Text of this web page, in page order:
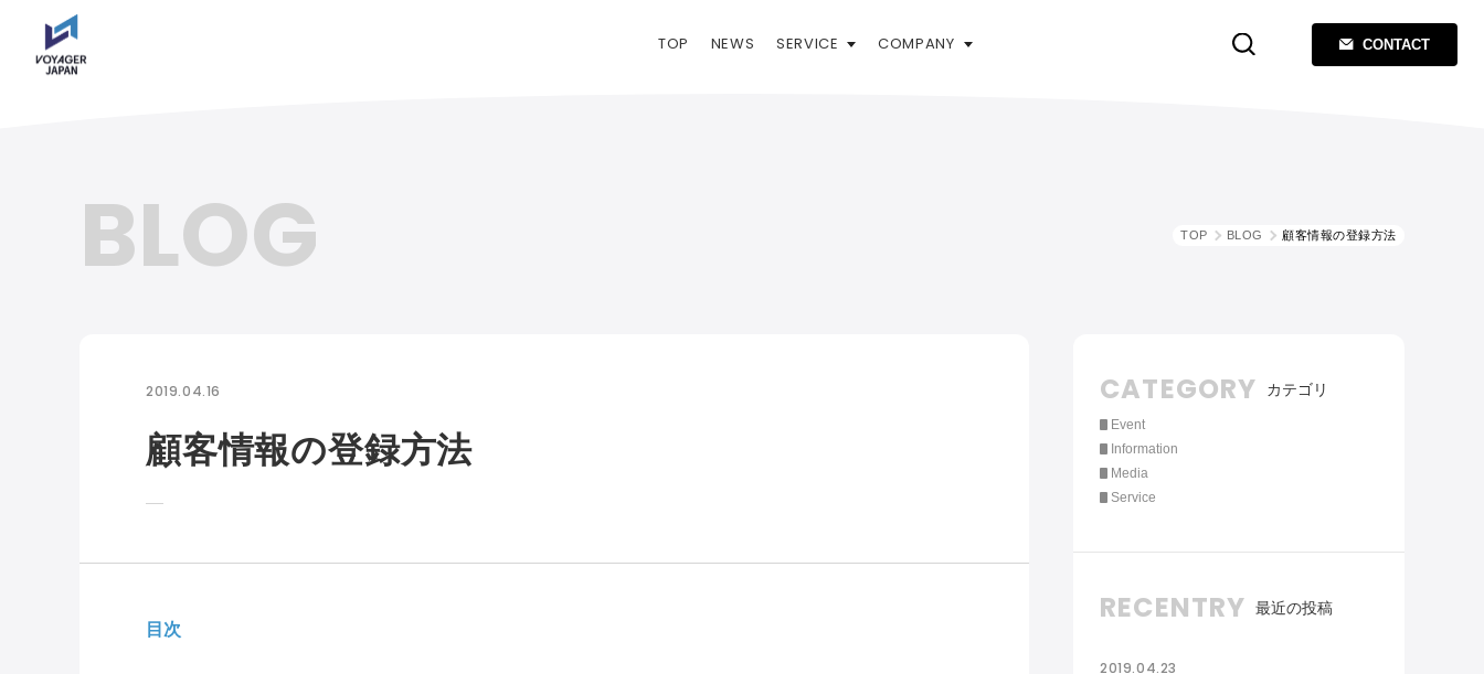
TOP NEWS SERVICE COMPANY CONTACT
BLOG TOP BLOG 顧客情報の登録方法
2019.04.16
顧客情報の登録方法
目次
CATEGORY カテゴリ
Event
Information
Media
Service
RECENTRY 最近の投稿
2019.04.23